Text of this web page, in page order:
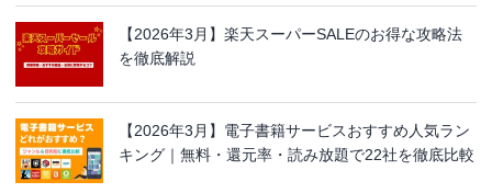
【2026年3月】楽天スーパーSALEのお得な攻略法
を徹底解説
【2026年3月】電子書籍サービスおすすめ人気ラン
キング｜無料・還元率・読み放題で22社を徹底比較